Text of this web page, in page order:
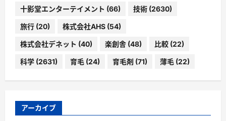
十影堂エンターテイメント (66) 技術 (2630)
旅行 (20) 株式会社AHS (54)
株式会社デネット (40) 楽創舎 (48) 比較 (22)
科学 (2631) 育毛 (24) 育毛剤 (71) 薄毛 (22)
アーカイブ